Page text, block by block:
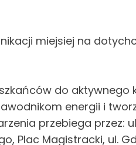
miejsiej na
do aktywnego
energii i
przebiega przez:
Plac Magistracki, ul.